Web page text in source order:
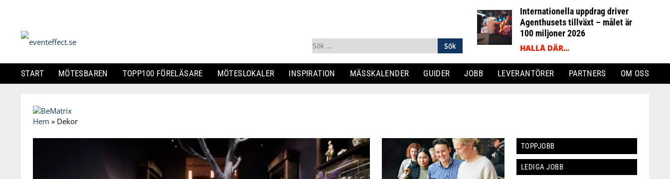
Sök
efter:
Internationella uppdrag driver
Agenthusets tillväxt – målet är
100 miljoner 2026
HALLÅ DÄR...
START MÖTESBAREN TOPP100 FÖRELÄSARE MÖTESLOKALER INSPIRATION MÄSSKALENDER GUIDER JOBB LEVERANTÖRER PARTNERS OM OSS
Skip
to
Hem » Dekor
TOPPJOBB
LEDIGA JOBB